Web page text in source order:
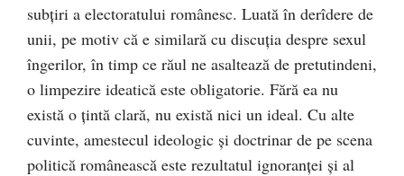
subțiri a electoratului românesc. Luată în derîdere de
unii, pe motiv că e similară cu discuția despre sexul
îngerilor, în timp ce răul ne asaltează de pretutindeni,
o limpezire ideatică este obligatorie. Fără ea nu
există o țintă clară, nu există nici un ideal. Cu alte
cuvinte, amestecul ideologic și doctrinar de pe scena
politică românească este rezultatul ignoranței și al